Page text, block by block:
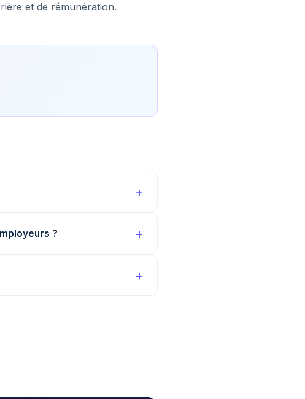
et de rémunération.
?